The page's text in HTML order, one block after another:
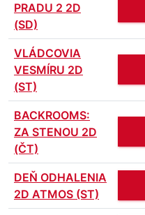
PRADU 2 2D
(SD)
VLÁDCOVIA
VESMÍRU 2D
(ST)
BACKROOMS:
ZA STENOU 2D
(ČT)
DEŇ ODHALENIA
2D ATMOS (ST)